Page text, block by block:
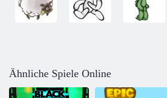
Ähnliche Spiele Online